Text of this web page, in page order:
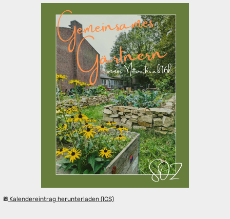
Kalendereintrag herunterladen (ICS)